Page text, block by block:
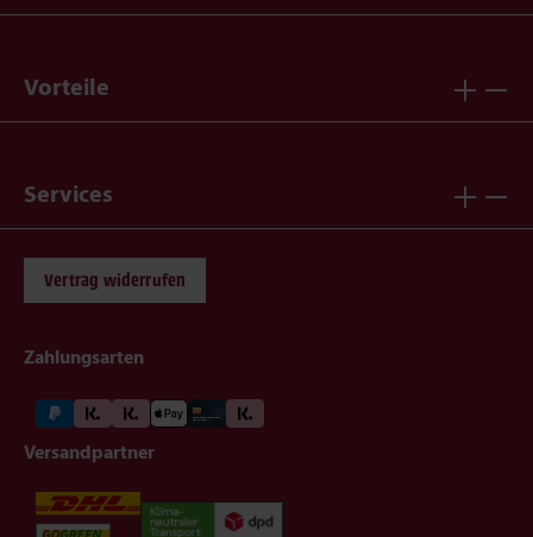
Vorteile
Services
Vertrag widerrufen
Zahlungsarten
Versandpartner